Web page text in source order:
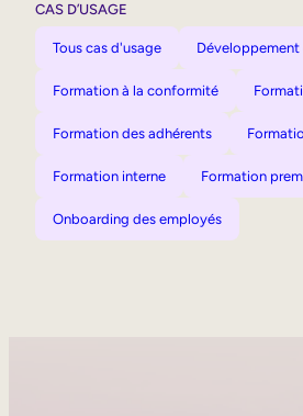
CAS D’USAGE
Tous cas d'usage
Formation à la conformité
Formation des adhérents
Formation interne Formation
Onboarding des employés